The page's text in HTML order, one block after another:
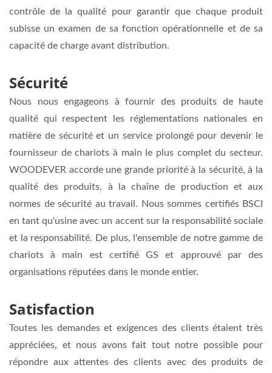
contrôle de la qualité pour garantir que chaque produit
subisse un examen de sa fonction opérationnelle et de sa
capacité de charge avant distribution.
Sécurité
Nous nous engageons à fournir des produits de haute
qualité qui respectent les réglementations nationales en
matière de sécurité et un service prolongé pour devenir le
fournisseur de chariots à main le plus complet du secteur.
WOODEVER accorde une grande priorité à la sécurité, à la
qualité des produits, à la chaîne de production et aux
normes de sécurité au travail. Nous sommes certifiés BSCI
en tant qu'usine avec un accent sur la responsabilité sociale
et la responsabilité. De plus, l'ensemble de notre gamme de
chariots à main est certifié GS et approuvé par des
organisations réputées dans le monde entier.
Satisfaction
Toutes les demandes et exigences des clients étaient très
appréciées, et nous avons fait tout notre possible pour
répondre aux attentes des clients avec des produits de